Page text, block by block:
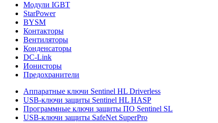
Модули IGBT
StarPower
BYSM
Контакторы
Вентиляторы
Конденсаторы
DC-Link
Ионисторы
Предохранители
Аппаратные ключи Sentinel HL Driverless
USB-ключи защиты Sentinel HL HASP
Программные ключи защиты ПО Sentinel SL
USB-ключи защиты SafeNet SuperPro